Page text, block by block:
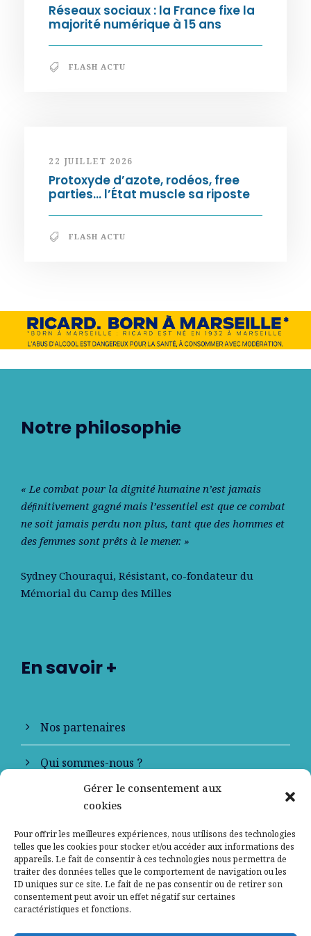
Gérer le consentement aux
cookies
Pour offrir les meilleures expériences, nous utilisons des technologies
telles que les cookies pour stocker et/ou accéder aux informations des
appareils. Le fait de consentir à ces technologies nous permettra de
traiter des données telles que le comportement de navigation ou les
ID uniques sur ce site. Le fait de ne pas consentir ou de retirer son
consentement peut avoir un effet négatif sur certaines
caractéristiques et fonctions.
Réseaux sociaux : la France fixe la
majorité numérique à 15 ans
FLASH ACTU
22 JUILLET 2026
Protoxyde d’azote, rodéos, free
parties… l’État muscle sa riposte
FLASH ACTU
Notre philosophie
« Le combat pour la dignité humaine n’est jamais
déﬁnitivement gagné mais l’essentiel est que ce combat
ne soit jamais perdu non plus, tant que des hommes et
des femmes sont prêts à le mener. »
Sydney Chouraqui, Résistant, co-fondateur du
Mémorial du Camp des Milles
En savoir +
Nos partenaires
Qui sommes-nous ?
Contactez-nous
Mentions légales
Politique de confidentialité